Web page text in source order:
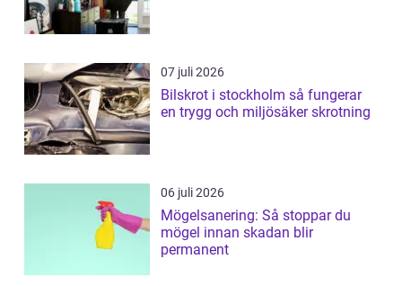
07 juli 2026
Bilskrot i stockholm så fungerar
en trygg och miljösäker skrotning
06 juli 2026
Mögelsanering: Så stoppar du
mögel innan skadan blir
permanent